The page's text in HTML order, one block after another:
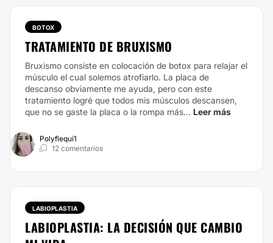
BOTOX
TRATAMIENTO DE BRUXISMO
Bruxismo consiste en colocación de botox para relajar el
músculo el cual solemos atrofiarlo. La placa de
descanso obviamente me ayuda, pero con este
tratamiento logré que todos mis músculos descansen,
que no se gaste la placa o la rompa más... Leer más
Polyflequi1
12 comentarios
LABIOPLASTIA
LABIOPLASTIA: LA DECISIÓN QUE CAMBIO